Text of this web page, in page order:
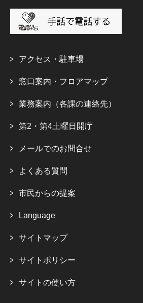
アクセス・駐車場
窓口案内・フロアマップ
業務案内（各課の連絡先）
第2・第4土曜日開庁
メールでのお問合せ
よくある質問
市民からの提案
Language
サイトマップ
サイトポリシー
サイトの使い方